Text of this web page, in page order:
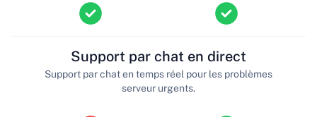
Support par chat en direct
Support par chat en temps réel pour les problèmes
serveur urgents.